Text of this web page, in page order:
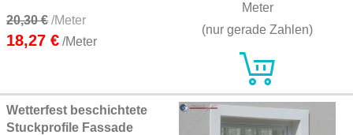
20,30 € /Meter
18,27 € /Meter
Meter
(nur gerade Zahlen)
Wetterfest beschichtete
Stuckprofile Fassade